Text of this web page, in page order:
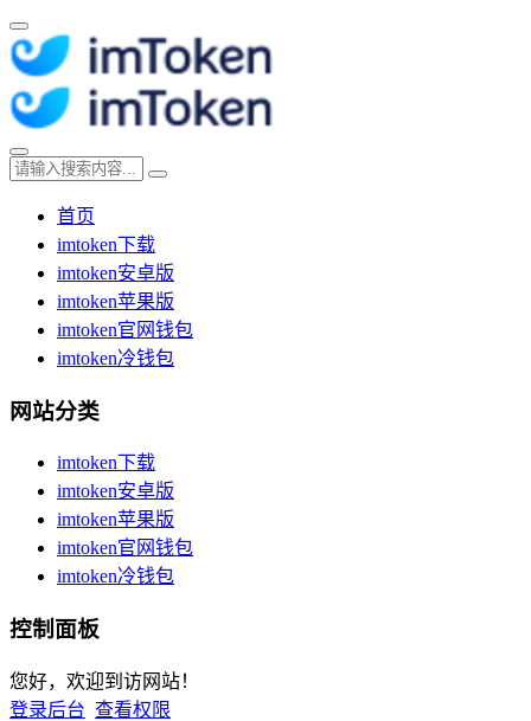
首页
imtoken下载
imtoken安卓版
imtoken苹果版
imtoken官网钱包
imtoken冷钱包
网站分类
imtoken下载
imtoken安卓版
imtoken苹果版
imtoken官网钱包
imtoken冷钱包
控制面板
您好，欢迎到访网站！
登录后台 查看权限